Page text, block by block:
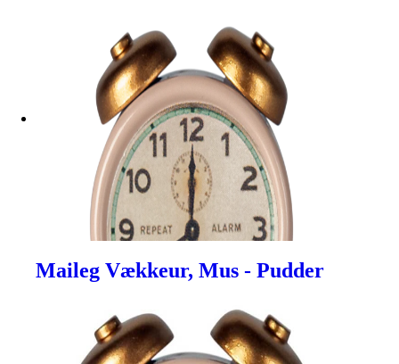
Maileg Vækkeur, Mus - Pudder